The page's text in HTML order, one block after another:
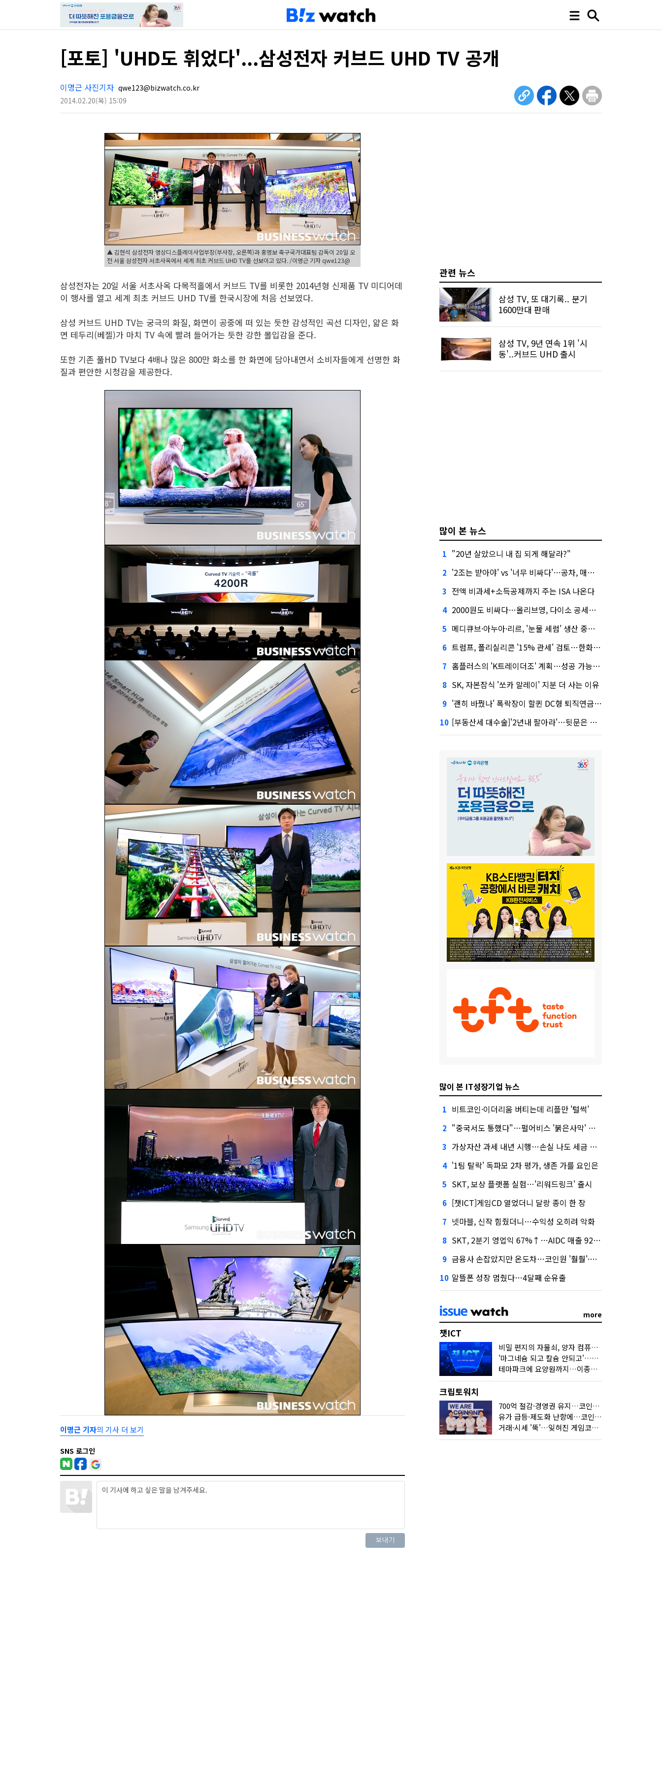
[포토] 'UHD도 휘었다'...삼성전자 커브드 UHD TV 공개
이명근 사진기자 qwe123@bizwatch.co.kr
2014.02.20(목) 15:09
▲ 김현석 삼성전자 영상디스플레이사업부장(부사장, 오른쪽)과 홍명보 축구국가대표팀 감독이 20일 오
전 서울 삼성전자 서초사옥에서 세계 최초 커브드 UHD TV를 선보이고 있다. /이명근 기자 qwe123@
삼성전자는 20일 서울 서초사옥 다목적홀에서 커브드 TV를 비롯한 2014년형 신제품 TV 미디어데
이 행사를 열고 세계 최초 커브드 UHD TV를 한국시장에 처음 선보였다.
삼성 커브드 UHD TV는 궁극의 화질, 화면이 공중에 떠 있는 듯한 감성적인 곡선 디자인, 얇은 화
면 테두리(베젤)가 마치 TV 속에 빨려 들어가는 듯한 강한 몰입감을 준다.
또한 기존 풀HD TV보다 4배나 많은 800만 화소를 한 화면에 담아내면서 소비자들에게 선명한 화
질과 편안한 시청감을 제공한다.
이명근 기자의 기사 더 보기
SNS 로그인
관련 뉴스
삼성 TV, 또 대기록.. 분기
1600만대 판매
삼성 TV, 9년 연속 1위 '시
동'..커브드 UHD 출시
많이 본 뉴스
1 "20년 살았으니 내 집 되게 해달라?"
2 '2조는 받아야' vs '너무 비싸다'…공차, 매각 성공할까
3 전액 비과세+소득공제까지 주는 ISA 나온다
4 2000원도 비싸다…올리브영, 다이소 공세에 '가성비'로 맞불
5 메디큐브·아누아·리르, '눈물 세럼' 생산 중단한다
6 트럼프, 폴리실리콘 '15% 관세' 검토…한화큐셀·OCI 영향은?
7 홈플러스의 'K트레이더조' 계획…성공 가능성은 '글쎄'
8 SK, 자본잠식 '쏘카 말레이' 지분 더 사는 이유
9 '괜히 바꿨나' 폭락장이 할퀸 DC형 퇴직연금…전문가 조언은
10 [부동산세 대수술]'2년내 팔아라'…뒷문은 열었다
많이 본 IT성장기업 뉴스
1 비트코인·이더리움 버티는데 리플만 '털썩'
2 "중국서도 통했다"…펄어비스 '붉은사막' 최고 게임상
3 가상자산 과세 내년 시행…손실 나도 세금 낸다고?
4 '1팀 탈락' 독파모 2차 평가, 생존 가를 요인은
5 SKT, 보상 플랫폼 실험…'리워드링크' 출시
6 [챗ICT]게임CD 열었더니 달랑 종이 한 장
7 넷마블, 신작 힘줬더니…수익성 오히려 악화
8 SKT, 2분기 영업익 67%↑…AIDC 매출 92% 급증
9 금융사 손잡았지만 온도차…코인원 '훨훨'·코빗 '잠잠'
10 알뜰폰 성장 멈췄다…4달째 순유출
more
챗ICT
비밀 편지의 자물쇠, 양자 컴퓨터가 연다
'마그네슘 되고 칼슘 안되고'…다음 'AI 요약' 갈 길은
테마파크에 요양원까지…이종사업 눈독 들이는 게임사
크립토워치
700억 절감·경영권 유지…코인원의 '영리한 딜'
유가 급등·제도화 난항에…코인 또 '멈칫'
거래·시세 '뚝'…잊혀진 게임코인들